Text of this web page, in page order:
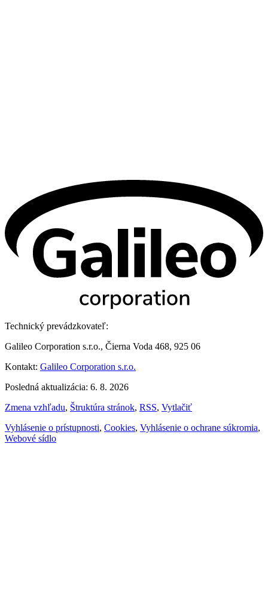
Technický prevádzkovateľ:
Galileo Corporation s.r.o., Čierna Voda 468, 925 06
Kontakt: Galileo Corporation s.r.o.
Posledná aktualizácia: 6. 8. 2026
Zmena vzhľadu, Štruktúra stránok, RSS, Vytlačiť
Vyhlásenie o prístupnosti, Cookies, Vyhlásenie o ochrane súkromia,
Webové sídlo